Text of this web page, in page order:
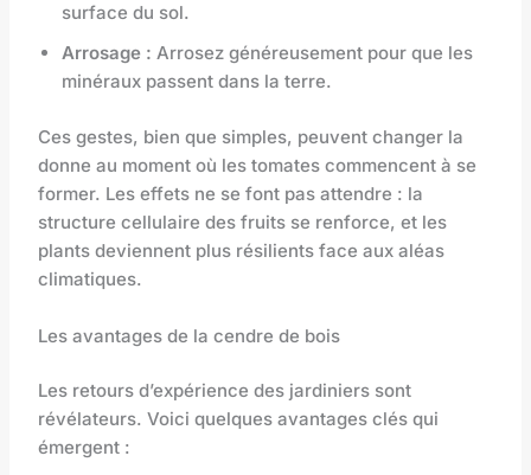
surface du sol.
Arrosage : Arrosez généreusement pour que les
minéraux passent dans la terre.
Ces gestes, bien que simples, peuvent changer la
donne au moment où les tomates commencent à se
former. Les effets ne se font pas attendre : la
structure cellulaire des fruits se renforce, et les
plants deviennent plus résilients face aux aléas
climatiques.
Les avantages de la cendre de bois
Les retours d’expérience des jardiniers sont
révélateurs. Voici quelques avantages clés qui
émergent :